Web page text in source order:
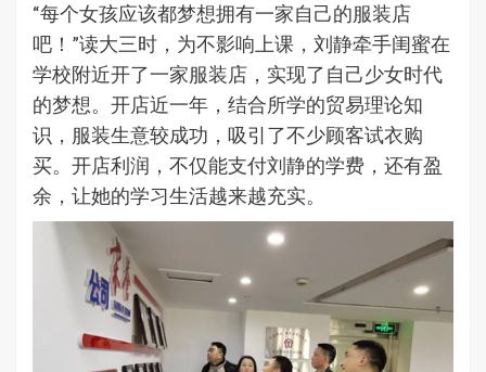
“每个女孩应该都梦想拥有一家自己的服装店
吧！”读大三时，为不影响上课，刘静牵手闺蜜在
学校附近开了一家服装店，实现了自己少女时代
的梦想。开店近一年，结合所学的贸易理论知
识，服装生意较成功，吸引了不少顾客试衣购
买。开店利润，不仅能支付刘静的学费，还有盈
余，让她的学习生活越来越充实。